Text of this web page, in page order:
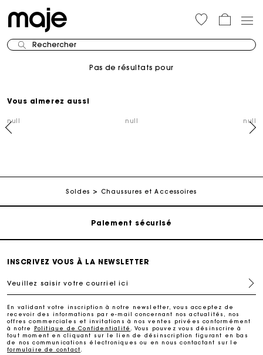
Rechercher
Pas de résultats pour
Vous aimerez aussi
null null null
Soldes Chaussures et Accessoires
Livraison à domicile offerte sous 2 à 3 jours ouvrés.
Paiement sécurisé
Livraison à domicile offerte sous 2 à 3 jours ouvrés.
Paiement sécurisé
INSCRIVEZ VOUS À LA NEWSLETTER
Veuillez saisir votre courriel ici
En validant votre inscription à notre newsletter, vous acceptez de
recevoir des informations par e-mail concernant nos actualités, nos
offres commerciales et invitations à nos ventes privées conformément
à notre
Politique de Confidentialité
. Vous pouvez vous désinscrire à
tout moment en cliquant sur le lien de désinscription figurant en bas
de nos communications électroniques ou en nous contactant sur le
formulaire de contact